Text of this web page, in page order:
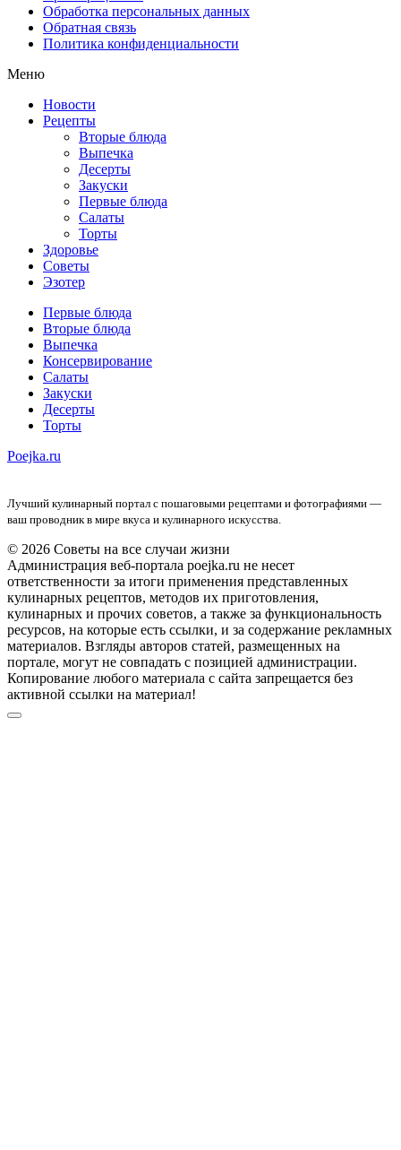
Обработка персональных данных
Обратная связь
Политика конфиденциальности
Меню
Новости
Рецепты
Вторые блюда
Выпечка
Десерты
Закуски
Первые блюда
Салаты
Торты
Здоровье
Советы
Эзотер
Первые блюда
Вторые блюда
Выпечка
Консервирование
Салаты
Закуски
Десерты
Торты
Poejka.ru
Лучший кулинарный портал с пошаговыми рецептами и фотографиями —
ваш проводник в мире вкуса и кулинарного искусства.
© 2026 Советы на все случаи жизни
Администрация веб-портала poejka.ru не несет
ответственности за итоги применения представленных
кулинарных рецептов, методов их приготовления,
кулинарных и прочих советов, а также за функциональность
ресурсов, на которые есть ссылки, и за содержание рекламных
материалов. Взгляды авторов статей, размещенных на
портале, могут не совпадать с позицией администрации.
Копирование любого материала с сайта запрещается без
активной ссылки на материал!